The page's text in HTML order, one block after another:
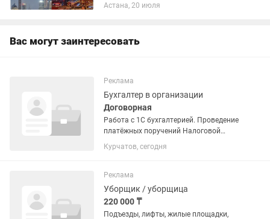
приложения и направления по жилью
Астана, 20 июля
Вас могут заинтересовать
Реклама
Бухгалтер в организации
Договорная
Работа с 1С бухгалтерией. Проведение
платёжных поручений Налоговой
отчётности Составление договоров.
Совмещение с административной
предоставляется
Курчатов, сегодня
Реклама
Уборщик / уборщица
220 000 ₸
Подъезды, лифты, жилые площадки,